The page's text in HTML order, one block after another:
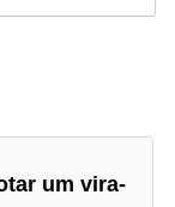
um vira-